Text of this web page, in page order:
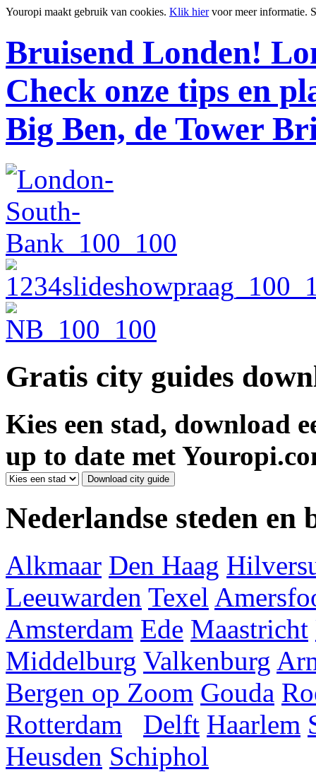
Youropi maakt gebruik van cookies. Klik hiervoor meer informatie.
Bruisend Londen!
Check onze tips en
Big Ben, de Tower
Gratis city guides
Kies een stad, download
up to date met
Nederlandse steden en
Alkmaar Den Haag
Leeuwarden Texel
Amsterdam Ede Maastricht
Middelburg Valkenburg
Bergen op Zoom Gouda
Rotterdam
Delft Haarlem
Heusden Schiphol